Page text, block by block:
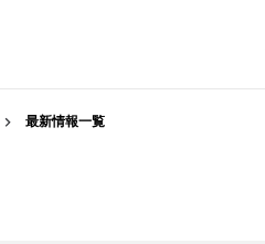
最新情報一覧